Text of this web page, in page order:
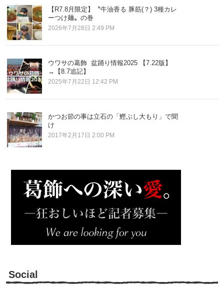
【R7.8月限定】〝牛油香る 豚筋(？) 3種カレ
ーつけ麺〟の巻
2026年7月28日 2:49 PM
ウワサの葛飾 盆踊り情報2025 【7.22版】
→【8.7追記】
2025年7月22日 12:42 PM
かつお節の事は立石の「鰹ぶし大もり」で聞
け
2017年2月17日 2:00 PM
Social